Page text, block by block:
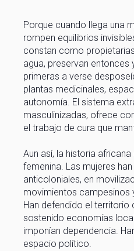
Porque cuando llega una
rompen equilibrios
constan como
agua, preservan
primeras a verse
plantas medicinales,
autonomía. El sistema
masculinizadas, ofrece
el trabajo de cura que
Aun así, la historia
femenina. Las mujeres
anticoloniales, en
movimientos campesinos
Han defendido el territorio
sostenido economías
imponían dependencia.
espacio político.